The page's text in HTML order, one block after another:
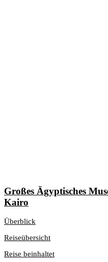
Großes Ägyptisches
Kairo
Überblick
Reiseübersicht
Reise beinhaltet